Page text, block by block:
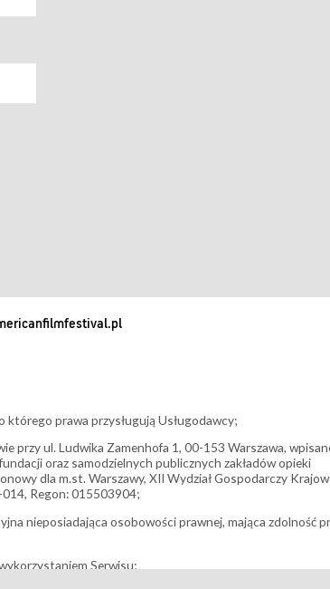
którego prawa przysługują Usługodawcy;
przy ul. Ludwika Zamenhofa 1, 00-153 Warszawa,
oraz samodzielnych publicznych zakładów opieki
dla m.st. Warszawy, XII Wydział Gospodarczy
Regon: 015503904;
nieposiadająca osobowości prawnej, mająca zdolność
Serwisu;